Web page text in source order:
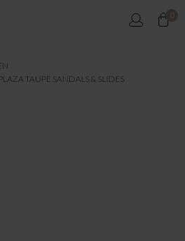
0
TAUPE SANDALS & SLIDES